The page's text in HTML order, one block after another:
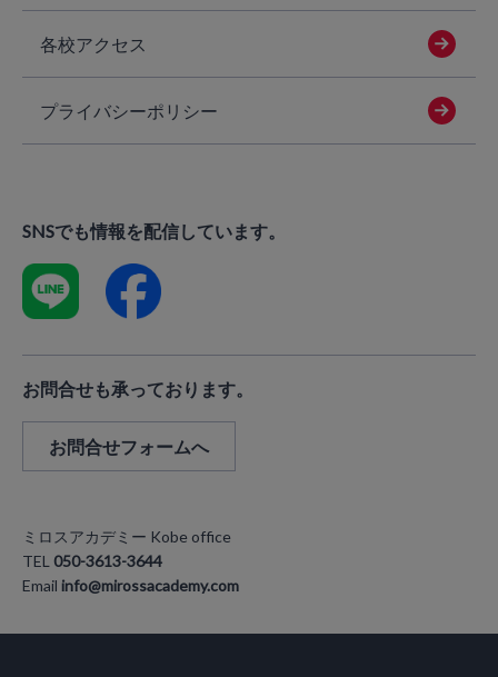
各校アクセス
プライバシーポリシー
SNSでも情報を配信しています。
お問合せも承っております。
お問合せフォームへ
ミロスアカデミー Kobe office
TEL 050-3613-3644
Emailinfo@mirossacademy.com